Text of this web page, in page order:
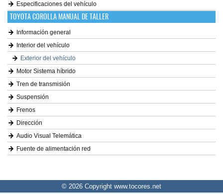
Especificaciones del vehículo
TOYOTA COROLLA MANUAL DE TALLER
Información general
Interior del vehículo
Exterior del vehículo
Motor Sistema híbrido
Tren de transmisión
Suspensión
Frenos
Dirección
Audio Visual Telemática
Fuente de alimentación red
© 2026 Copyright www.tocores.net